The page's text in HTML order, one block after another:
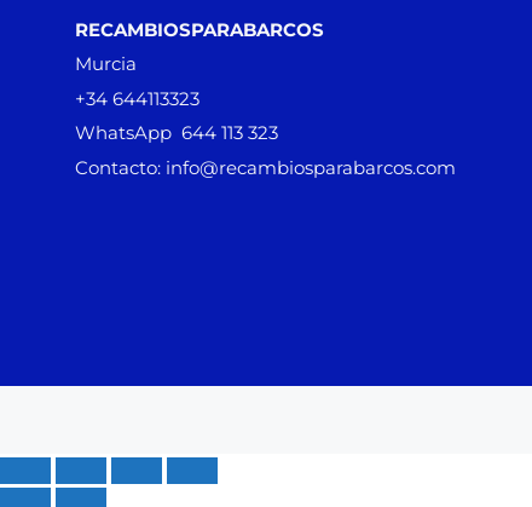
RECAMBIOSPARABARCOS
Murcia
+34 644113323
WhatsApp 644 113 323
Contacto: info@recambiosparabarcos.com